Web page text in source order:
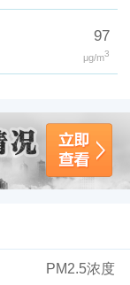
97
μg/m3
PM2.5浓度